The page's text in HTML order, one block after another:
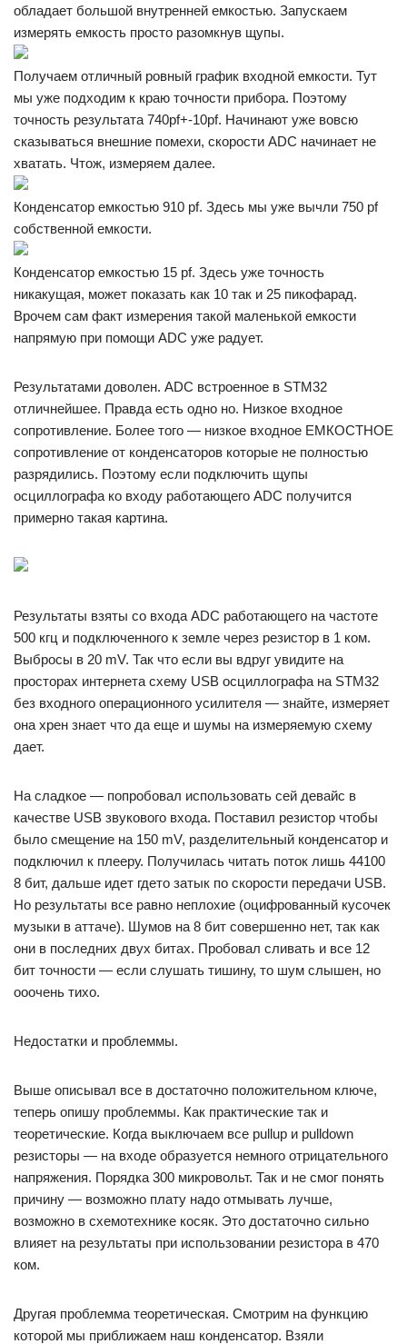
обладает большой внутренней емкостью. Запускаем
измерять емкость просто разомкнув щупы.
Получаем отличный ровный график входной емкости. Тут
мы уже подходим к краю точности прибора. Поэтому
точность результата 740pf+-10pf. Начинают уже вовсю
сказываться внешние помехи, скорости ADC начинает не
хватать. Чтож, измеряем далее.
Конденсатор емкостью 910 pf. Здесь мы уже вычли 750 pf
собственной емкости.
Конденсатор емкостью 15 pf. Здесь уже точность
никакущая, может показать как 10 так и 25 пикофарад.
Врочем сам факт измерения такой маленькой емкости
напрямую при помощи ADC уже радует.
Результатами доволен. ADC встроенное в STM32
отличнейшее. Правда есть одно но. Низкое входное
сопротивление. Более того — низкое входное ЕМКОСТНОЕ
сопротивление от конденсаторов которые не полностью
разрядились. Поэтому если подключить щупы
осциллографа ко входу работающего ADC получится
примерно такая картина.
Результаты взяты со входа ADC работающего на частоте
500 кгц и подключенного к земле через резистор в 1 ком.
Выбросы в 20 mV. Так что если вы вдруг увидите на
просторах интернета схему USB осциллографа на STM32
без входного операционного усилителя — знайте, измеряет
она хрен знает что да еще и шумы на измеряемую схему
дает.
На сладкое — попробовал использовать сей девайс в
качестве USB звукового входа. Поставил резистор чтобы
было смещение на 150 mV, разделительный конденсатор и
подключил к плееру. Получилась читать поток лишь 44100
8 бит, дальше идет гдето затык по скорости передачи USB.
Но результаты все равно неплохие (оцифрованный кусочек
музыки в аттаче). Шумов на 8 бит совершенно нет, так как
они в последних двух битах. Пробовал сливать и все 12
бит точности — если слушать тишину, то шум слышен, но
ооочень тихо.
Недостатки и проблеммы.
Выше описывал все в достаточно положительном ключе,
теперь опишу проблеммы. Как практические так и
теоретические. Когда выключаем все pullup и pulldown
резисторы — на входе образуется немного отрицательного
напряжения. Порядка 300 микровольт. Так и не смог понять
причину — возможно плату надо отмывать лучше,
возможно в схемотехнике косяк. Это достаточно сильно
влияет на результаты при использовании резистора в 470
ком.
Другая проблемма теоретическая. Смотрим на функцию
которой мы приближаем наш конденсатор. Взяли